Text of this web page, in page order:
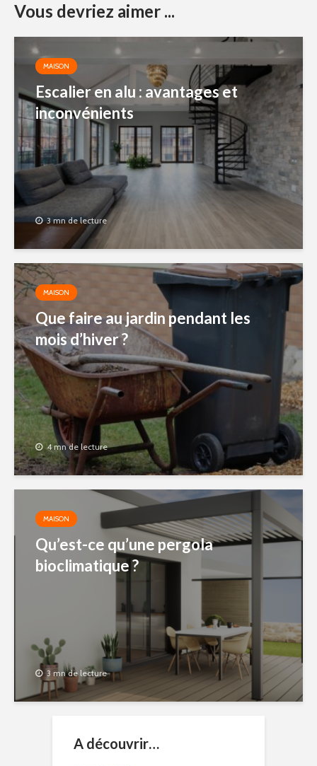
Vous devriez aimer ...
MAISON
Escalier en alu : avantages et
inconvénients
3 mn de lecture
MAISON
Que faire au jardin pendant les
mois d’hiver ?
4 mn de lecture
MAISON
Qu’est-ce qu’une pergola
bioclimatique ?
3 mn de lecture
A découvrir…